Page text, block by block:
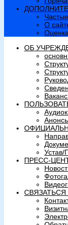
О
ОБ
Устав/
ПРЕСС-